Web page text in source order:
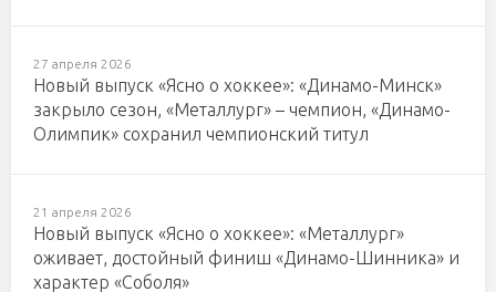
27 апреля 2026
Новый выпуск «Ясно о хоккее»: «Динамо-Минск»
закрыло сезон, «Металлург» – чемпион, «Динамо-
Олимпик» сохранил чемпионский титул
21 апреля 2026
Новый выпуск «Ясно о хоккее»: «Металлург»
оживает, достойный финиш «Динамо-Шинника» и
характер «Соболя»